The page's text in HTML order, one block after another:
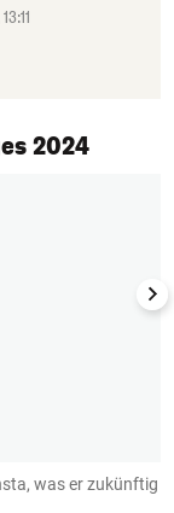
2024
was er zukünftig